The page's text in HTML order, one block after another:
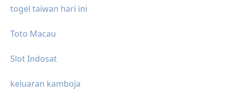
togel taiwan hari ini
Toto Macau
Slot Indosat
keluaran kamboja